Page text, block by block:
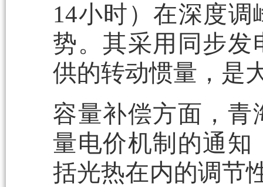
14小时）在深度
势。其采用同步发
供的转动惯量，是
容量补偿方面，青
量电价机制的通知
括光热在内的调节